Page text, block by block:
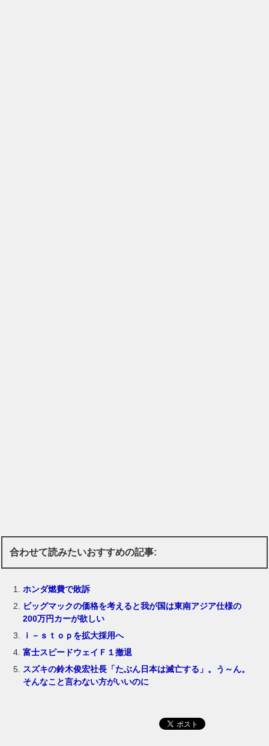
合わせて読みたいおすすめの記事:
ホンダ燃費で敗訴
ビッグマックの価格を考えると我が国は東南アジア仕様の
200万円カーが欲しい
ｉ－ｓｔｏｐを拡大採用へ
富士スピードウェイＦ１撤退
スズキの鈴木俊宏社長「たぶん日本は滅亡する」。う～ん。
そんなこと言わない方がいいのに